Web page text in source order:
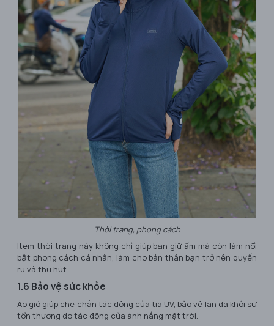
Thời trang, phong cách
Item thời trang này không chỉ giúp bạn giữ ấm mà còn làm nổi
bật phong cách cá nhân, làm cho bản thân bạn trở nên quyến
rũ và thu hút.
1.6 Bảo vệ sức khỏe
Áo gió giúp che chắn tác động của tia UV, bảo vệ làn da khỏi sự
tổn thương do tác động của ánh nắng mặt trời.